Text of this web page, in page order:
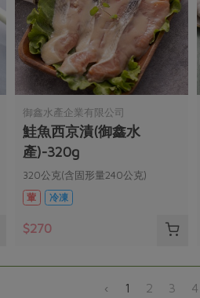
御鑫水產企業有限公司
鮭魚西京漬(御鑫水
產)-320g
320公克(含固形量240公克)
葷
冷凍
$270
‹ 1 2 3 4